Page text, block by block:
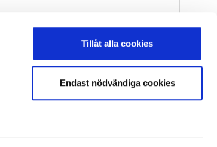
Tillåt alla cookies
Endast nödvändiga cookies